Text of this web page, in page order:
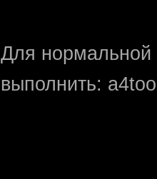
Для нормальной
выполнить: